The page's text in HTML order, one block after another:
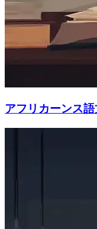
アフリカーンス